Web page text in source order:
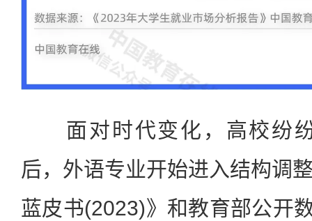
面对时代变化，高校纷纷
后，外语专业开始进入结构调
蓝皮书(2023)》和教育部公开